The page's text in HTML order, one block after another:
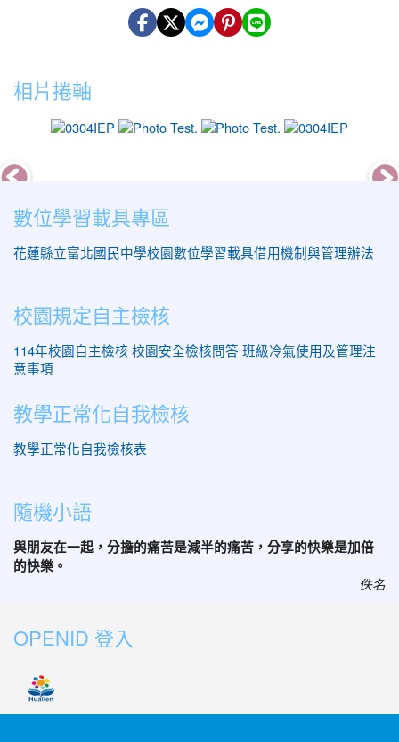
相片捲軸
photo-18 photo-12 photo-10
數位學習載具專區
花蓮縣立富北國民中學校園數位學習載具借用機制與管理辦法
校園規定自主檢核
114年校園自主檢核 校園安全檢核問答 班級冷氣使用及管理注
意事項
教學正常化自我檢核
教學正常化自我檢核表
隨機小語
與朋友在一起，分擔的痛苦是減半的痛苦，分享的快樂是加倍
的快樂。
佚名
OPENID 登入